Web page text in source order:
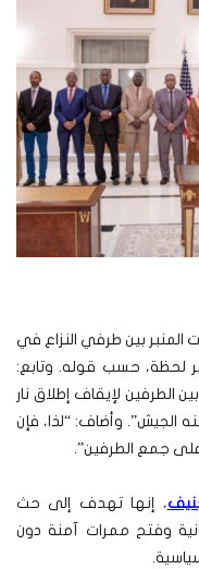
المنبر بين طرفي النزاع في
لحظة، حسب قوله. وتابع:
الطرفين لإيقاف إطلاق نار
الجيش”. وأضاف: “لذا، فإن
على جمع الطرفين”.
، إنها تهدف إلى حث
وفتح ممرات آمنة دون